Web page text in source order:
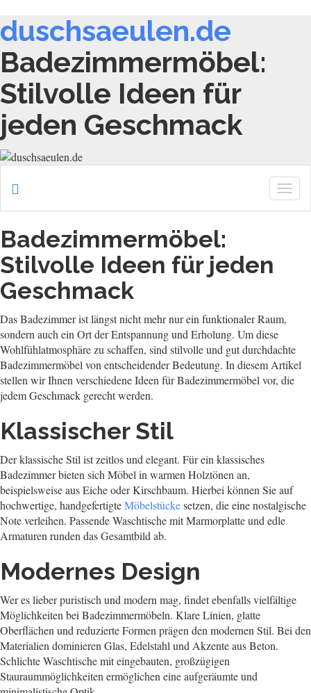
duschsaeulen.de
Badezimmermöbel:
Stilvolle Ideen für
jeden Geschmack
Badezimmermöbel:
Stilvolle Ideen für jeden
Geschmack
Das Badezimmer ist längst nicht mehr nur ein funktionaler Raum,
sondern auch ein Ort der Entspannung und Erholung. Um diese
Wohlfühlatmosphäre zu schaffen, sind stilvolle und gut durchdachte
Badezimmermöbel von entscheidender Bedeutung. In diesem Artikel
stellen wir Ihnen verschiedene Ideen für Badezimmermöbel vor, die
jedem Geschmack gerecht werden.
Klassischer Stil
Der klassische Stil ist zeitlos und elegant. Für ein klassisches
Badezimmer bieten sich Möbel in warmen Holztönen an,
beispielsweise aus Eiche oder Kirschbaum. Hierbei können Sie auf
hochwertige, handgefertigteMöbelstückesetzen, die eine nostalgische
Note verleihen. Passende Waschtische mit Marmorplatte und edle
Armaturen runden das Gesamtbild ab.
Modernes Design
Wer es lieber puristisch und modern mag, findet ebenfalls vielfältige
Möglichkeiten bei Badezimmermöbeln. Klare Linien, glatte
Oberflächen und reduzierte Formen prägen den modernen Stil. Bei den
Materialien dominieren Glas, Edelstahl und Akzente aus Beton.
Schlichte Waschtische mit eingebauten, großzügigen
Stauraummöglichkeiten ermöglichen eine aufgeräumte und